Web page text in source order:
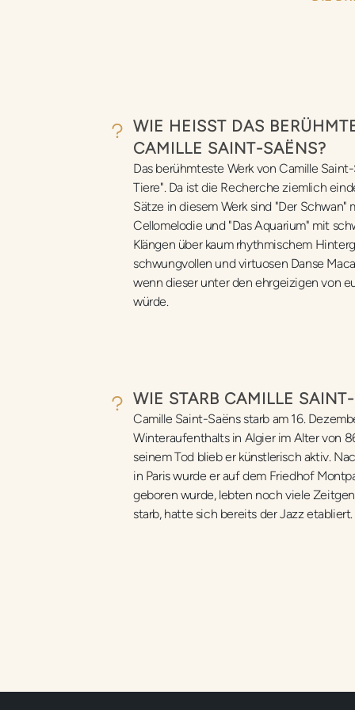
WIE HEISST DAS
AMILLE SAINT-SAËNS?
Das berühmteste Werk von Camille
Tiere". Da ist die Recherche ziemlich
Sätze in diesem Werk sind "Der Schwan"
Cellomelodie und "Das Aquarium" mit
Klängen über kaum rhythmischem
schwungvollen und virtuosen Danse
wenn dieser unter den ehrgeizigen von
würde.
WIE STARB CAMILLE
Camille Saint-Saëns starb am 16.
Winteraufenthalts in Algier im Alter von
seinem Tod blieb er künstlerisch aktiv.
in Paris wurde er auf dem Friedhof
geboren wurde, lebten noch viele
starb, hatte sich bereits der Jazz etabliert.